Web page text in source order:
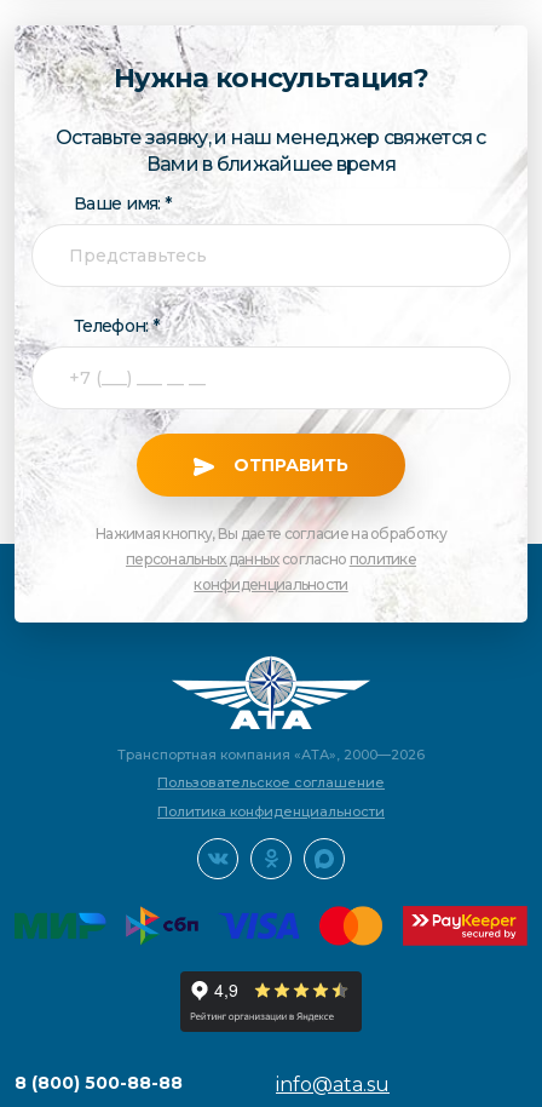
Нужна консультация?
Оставьте заявку, и наш менеджер свяжется с
Вами в ближайшее время
Ваше имя: *
Телефон: *
ОТПРАВИТЬ
Нажимая кнопку, Вы даете согласие на обработку
персональных данныхсогласно политике
конфиденциальности
Транспортная компания «АТА», 2000—2026
Пользовательское соглашение
Политика конфиденциальности
8 (800) 500-88-88 info@ata.su